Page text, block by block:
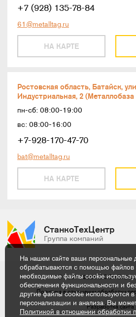
НА КАРТЕ
+7 (928) 135-78-84
61@metalltag.ru
Ростовская область, Батайск,
Индустриальная, 2
пн-сб: 08:00-19:00
вс: 08:00-16:00
НА КАРТЕ
+7-928-170-47-70
bat@metalltag.ru
СтанкоТехЦентр
Группа компаний
© 2007 - 2026ООО
Политика в отношении обработки
Разработка сайта
На нашем сайте ваши персональные
обрабатываются с помощью файлов
необходимые файлы cookie
обеспечения функциональности и
другие файлы cookie используются в
персонализации и анализа. Вы
Политикой в отношении обработки